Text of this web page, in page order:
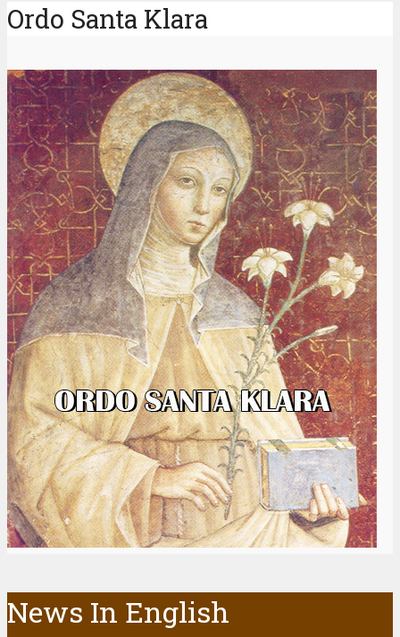
Ordo Santa Klara
News In English